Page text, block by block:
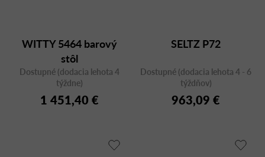
WITTY 5464 barový
stôl
Dostupné (dodacia lehota 4
týždne)
1 451,40 €
SELTZ P72
Dostupné (dodacia lehota 4 - 6
týždňov)
963,09 €